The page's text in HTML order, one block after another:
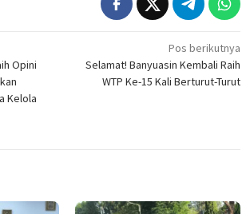
Opini
Kelola
Pos berikutnya
Selamat! Banyuasin Kembali Raih
WTP Ke-15 Kali Berturut-Turut